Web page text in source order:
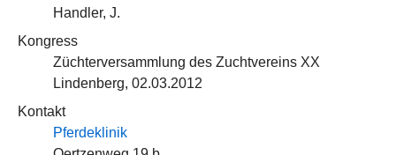
Handler, J.
Kongress
Züchterversammlung des Zuchtvereins XX
Lindenberg, 02.03.2012
Kontakt
Pferdeklinik